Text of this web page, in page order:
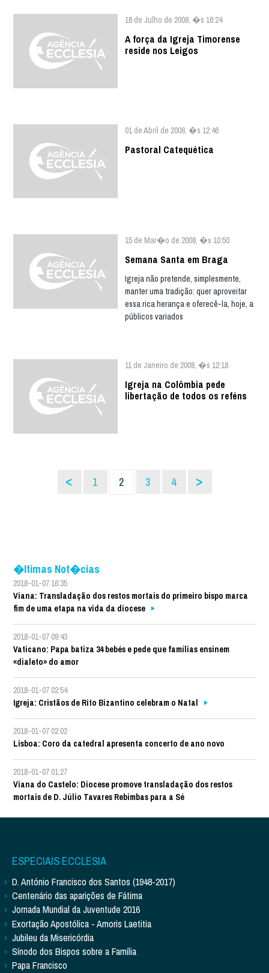
18 de Julho de 2008, �s 16:24
A força da Igreja Timorense
reside nos Leigos
01 de Abril de 2008, �s 12:46
Pastoral Catequética
15 de Mar�o de 2008, �s 10:50
Semana Santa em Braga
Igreja não pretende, simplesmente,
manter uma tradição: quer aproveitar
essa rica herança e oferecê-la, hoje, a
públicos variados
11 de Janeiro de 2008, �s 12:18
Igreja na Colômbia pede
libertação de todos os reféns
< 1 2 3 4 >
�ltimas Not�cias
2018-01-07 16:35
Viana: Transladação dos restos mortais do primeiro bispo marca
fim de uma etapa na vida da diocese
2018-01-07 09:43
Vaticano: Papa batiza 34 bebés e pede que famílias ensinem
«dialeto» do amor
2018-01-07 02:54
Igreja: Cristãos de Rito Bizantino celebram o Natal
2018-01-07 02:02
Lisboa: Coro da catedral apresenta concerto de ano novo
2018-01-07 01:27
Viana do Castelo: Diocese promove transladação dos restos
mortais de D. Júlio Tavares Rebimbas para a Sé
ESPECIAIS ECCLESIA
D. António Francisco dos Santos (1948-2017)
Centenário das aparições de Fátima
Jornada Mundial da Juventude 2016
Exortação Apostólica - Amoris Laetitia
Jubileu da Misericórdia
Sínodo dos Bispos sobre a Família
Papa Francisco